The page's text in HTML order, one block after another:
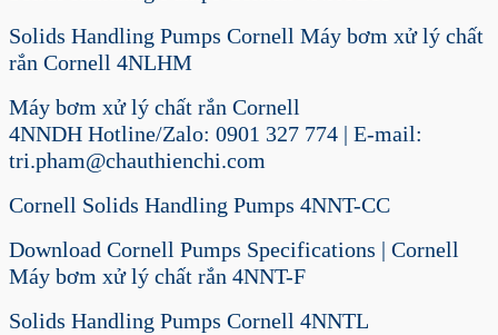
Solids Handling Pumps Cornell Máy bơm xử lý chất
rắn Cornell 4NLHM
Máy bơm xử lý chất rắn Cornell
4NNDH Hotline/Zalo: 0901 327 774 | E-mail:
tri.pham@chauthienchi.com
Cornell Solids Handling Pumps 4NNT-CC
Download Cornell Pumps Specifications | Cornell
Máy bơm xử lý chất rắn 4NNT-F
Solids Handling Pumps Cornell 4NNTL